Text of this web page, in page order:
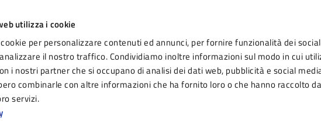
utilizza i cookie
per personalizzare contenuti ed annunci, per fornire funzionalità dei social
il nostro traffico. Condividiamo inoltre informazioni sul modo in cui
i nostri partner che si occupano di analisi dei dati web, pubblicità e social
combinarle con altre informazioni che ha fornito loro o che hanno raccolto
servizi.
del Comune di Fidenza